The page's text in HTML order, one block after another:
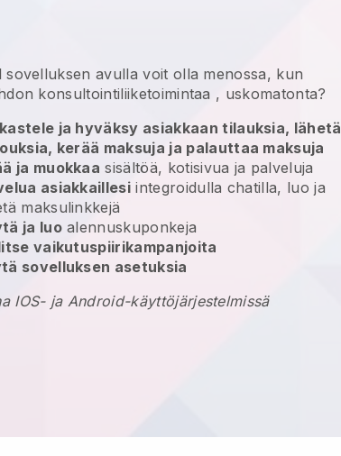
sovelluksen avullavoit olla menossa, kun
konsultointiliiketoimintaa , uskomatonta?
ja hyväksy asiakkaan tilauksia, lähetä
kerää maksuja ja palauttaa maksuja
ja muokkaa sisältöä, kotisivua ja palveluja
asiakkaillesi integroidulla chatilla, luo ja
maksulinkkejä
ja luoalennuskuponkeja
vaikutuspiirikampanjoita
sovelluksen asetuksia
IOS- ja Android-käyttöjärjestelmissä